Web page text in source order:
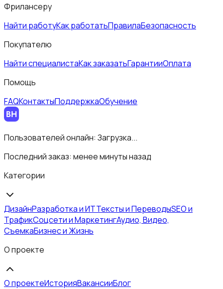
Фрилансеру
Найти работуКак работатьПравилаБезопасность
Покупателю
Найти специалистаКак заказатьГарантииОплата
Помощь
FAQКонтактыПоддержкаОбучение
Пользователей онлайн: Загрузка...
Последний заказ: менее минуты назад
Категории
ДизайнРазработка и ИТТексты и ПереводыSEO и
ТрафикСоцсети и МаркетингАудио, Видео,
СъемкаБизнес и Жизнь
О проекте
О проектеИсторияВакансииБлог